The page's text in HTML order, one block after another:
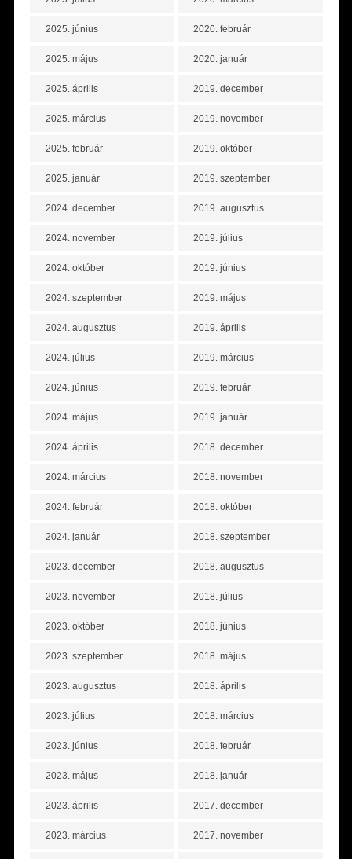
2025. június
2025. május
2025. április
2025. március
2025. február
2025. január
2024. december
2024. november
2024. október
2024. szeptember
2024. augusztus
2024. július
2024. június
2024. május
2024. április
2024. március
2024. február
2024. január
2023. december
2023. november
2023. október
2023. szeptember
2023. augusztus
2023. július
2023. június
2023. május
2023. április
2023. március
2020. február
2020. január
2019. december
2019. november
2019. október
2019. szeptember
2019. augusztus
2019. július
2019. június
2019. május
2019. április
2019. március
2019. február
2019. január
2018. december
2018. november
2018. október
2018. szeptember
2018. augusztus
2018. július
2018. június
2018. május
2018. április
2018. március
2018. február
2018. január
2017. december
2017. november